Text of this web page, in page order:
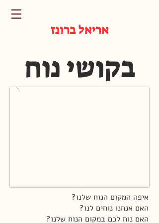
אריאל ברונז
בקושי נוח
איפה המקום הנוח שלנו?
האם אנחנו נוחים לנו?
האם נוח לכם במקום הנוח שלנו?